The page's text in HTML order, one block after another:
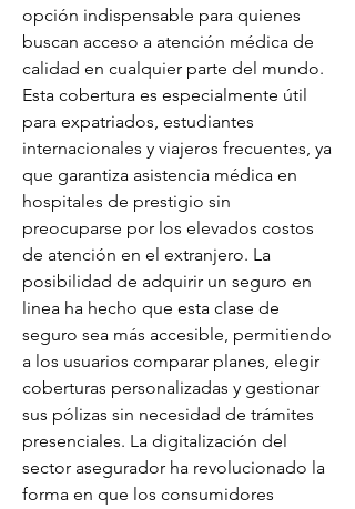
opción indispensable para quienes
buscan acceso a atención médica de
calidad en cualquier parte del mundo.
Esta cobertura es especialmente útil
para expatriados, estudiantes
internacionales y viajeros frecuentes, ya
que garantiza asistencia médica en
hospitales de prestigio sin
preocuparse por los elevados costos
de atención en el extranjero. La
posibilidad de adquirir un seguro en
linea ha hecho que esta clase de
seguro sea más accesible, permitiendo
a los usuarios comparar planes, elegir
coberturas personalizadas y gestionar
sus pólizas sin necesidad de trámites
presenciales. La digitalización del
sector asegurador ha revolucionado la
forma en que los consumidores